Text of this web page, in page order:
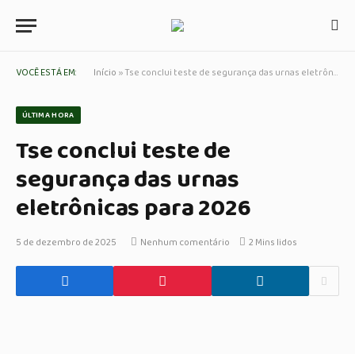
VOCÊ ESTÁ EM: Início »Tse conclui teste de segurança das urnas eletrônicas para 2026
ÚLTIMA HORA
Tse conclui teste de
segurança das urnas
eletrônicas para 2026
5 de dezembro de 2025 Nenhum comentário 2 Mins lidos